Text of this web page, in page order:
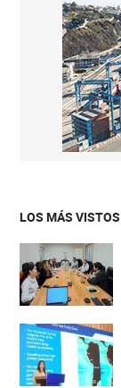
LOS MÁS VISTOS